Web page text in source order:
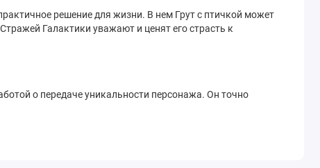
решение для жизни. В нем Грут с птичкой может
Галактики уважают и ценят его страсть к
о передаче уникальности персонажа. Он точно